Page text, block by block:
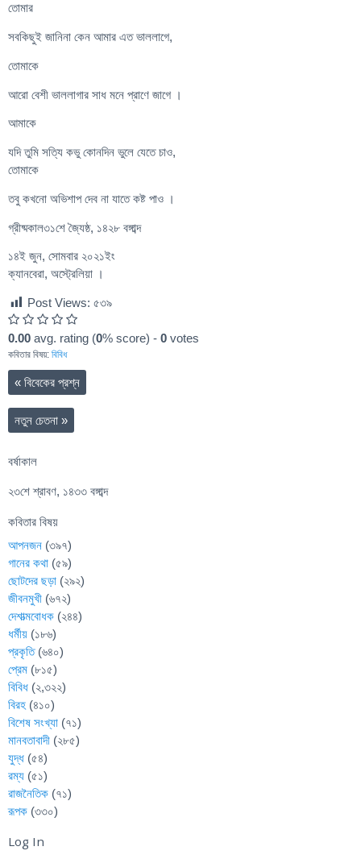
তোমার
সবকিছুই জানিনা কেন আমার এত ভাললাগে,
তোমাকে
আরো বেশী ভাললাগার সাধ মনে প্রাণে জাগে ।
আমাকে
যদি তুমি সত্যি কভু কোনদিন ভুলে যেতে চাও,
তোমাকে
তবু কখনো অভিশাপ দেব না যাতে কষ্ট পাও ।
গ্রীষ্মকাল৩১শে জ্যৈষ্ঠ, ১৪২৮ বঙ্গাব্দ
১৪ই জুন, সোমবার ২০২১ইং
ক্যানবেরা, অস্ট্রেলিয়া ।
Post Views: ৫৩৯
0.00 avg. rating (0% score) - 0 votes
কবিতার বিষয়: বিবিধ
« বিবেকের প্রশ্ন
নতুন চেতনা »
বর্ষাকাল
২৩শে শ্রাবণ, ১৪৩৩ বঙ্গাব্দ
কবিতার বিষয়
আপনজন (৩৯৭)
গানের কথা (৫৯)
ছোটদের ছড়া (২৯২)
জীবনমুখী (৬৭২)
দেশাত্মবোধক (২৪৪)
ধর্মীয় (১৮৬)
প্রকৃতি(৬৪০)
প্রেম (৮১৫)
বিবিধ (২,৩২২)
বিরহ (৪১০)
বিশেষ সংখ্যা (৭১)
মানবতাবাদী (২৮৫)
যুদ্ধ (৫৪)
রম্য (৫১)
রাজনৈতিক (৭১)
রূপক (৩৩০)
Log In